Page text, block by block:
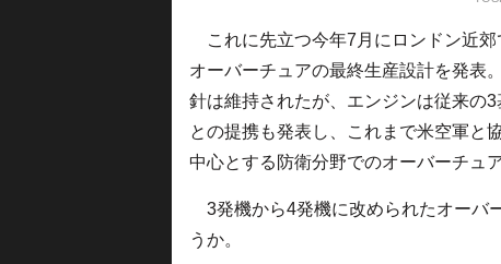
これに先立つ今年7月にロンドン近
オーバーチュアの最終生産設計を発表
針は維持されたが、エンジンは従来の
との提携も発表し、これまで米空軍と
中心とする防衛分野でのオーバーチュ
3発機から4発機に改められたオーバ
うか。